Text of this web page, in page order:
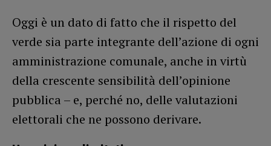
Oggi è un dato di fatto che il rispetto del
verde sia parte integrante dell’azione di ogni
amministrazione comunale, anche in virtù
della crescente sensibilità dell’opinione
pubblica – e, perché no, delle valutazioni
elettorali che ne possono derivare.